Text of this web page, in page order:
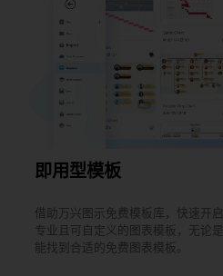
即用型模板
借助万兴图示免费模板库，快速开
专业且可自定义的图表模板，无论
能找到合适的免费图表模板。